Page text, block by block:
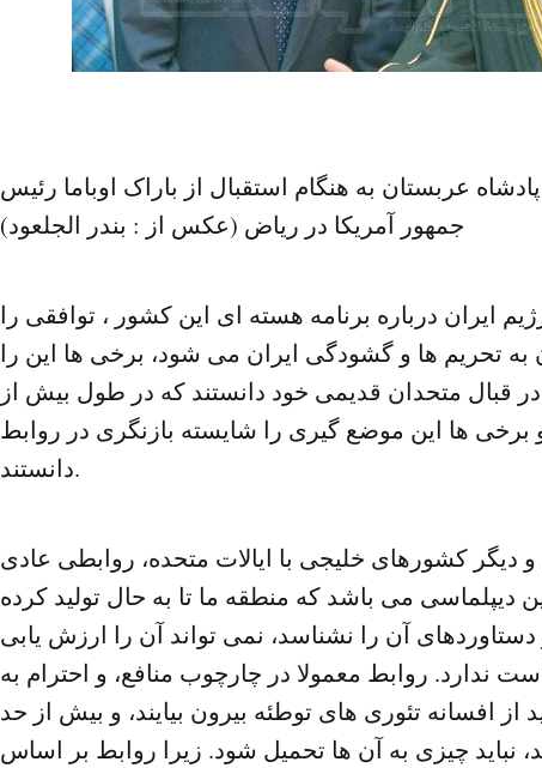
عربستان به هنگام استقبال از باراک اوباما رئیس
جمهور آمریکا در ریاض (عکس از : بندر الجلعود)
ایران درباره برنامه هسته ای این کشور ، توافقی را
به تحریم ها و گشودگی ایران می شود، برخی ها این را
متحدان قدیمی خود دانستند که در طول بیش از
و برخی ها این موضع گیری را شایسته بازنگری در روابط
دانستند.
دیگر کشورهای خلیجی با ایالات متحده، روابطی عادی
دیپلماسی می باشد که منطقه ما تا به حال تولید کرده
آن را نشناسد، نمی تواند آن را ارزش یابی
ندارد. روابط معمولا در چارچوب منافع، و احترام به
از افسانه تئوری های توطئه بیرون بیایند، و بیش از حد
نباید چیزی به آن ها تحمیل شود. زیرا روابط بر اساس